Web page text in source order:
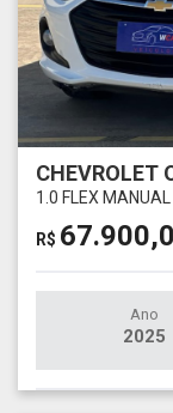
CHEVROLET
1.0 FLEX MANUAL
R$
Ano
2025